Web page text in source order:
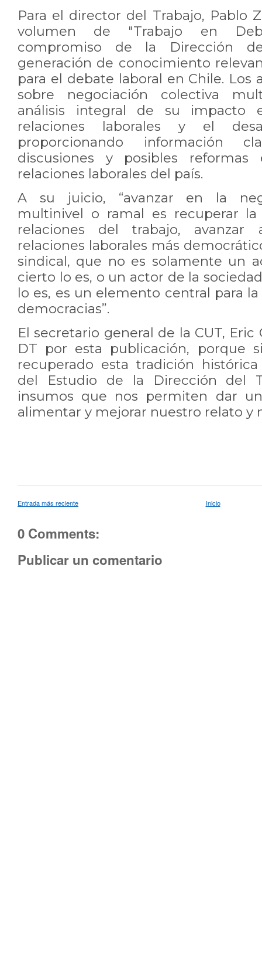
Para el director del Trabajo, Pablo
volumen de "Trabajo en
compromiso de la Dirección
generación de conocimiento
para el debate laboral en Chile. Los
sobre negociación colectiva
análisis integral de su impacto
relaciones laborales y el
proporcionando información
discusiones y posibles
relaciones laborales del país.
A su juicio, “avanzar en la
multinivel o ramal es recuperar
relaciones del trabajo,
relaciones laborales más
sindical, que no es solamente un
cierto lo es, o un actor de la
lo es, es un elemento central para
democracias”.
El secretario general de la CUT,
DT por esta publicación, porque
recuperado esta tradición
del Estudio de la Dirección del
insumos que nos permiten dar
alimentar y mejorar nuestro relato y
Entrada más reciente Inicio
0 Comments:
Publicar un comentario